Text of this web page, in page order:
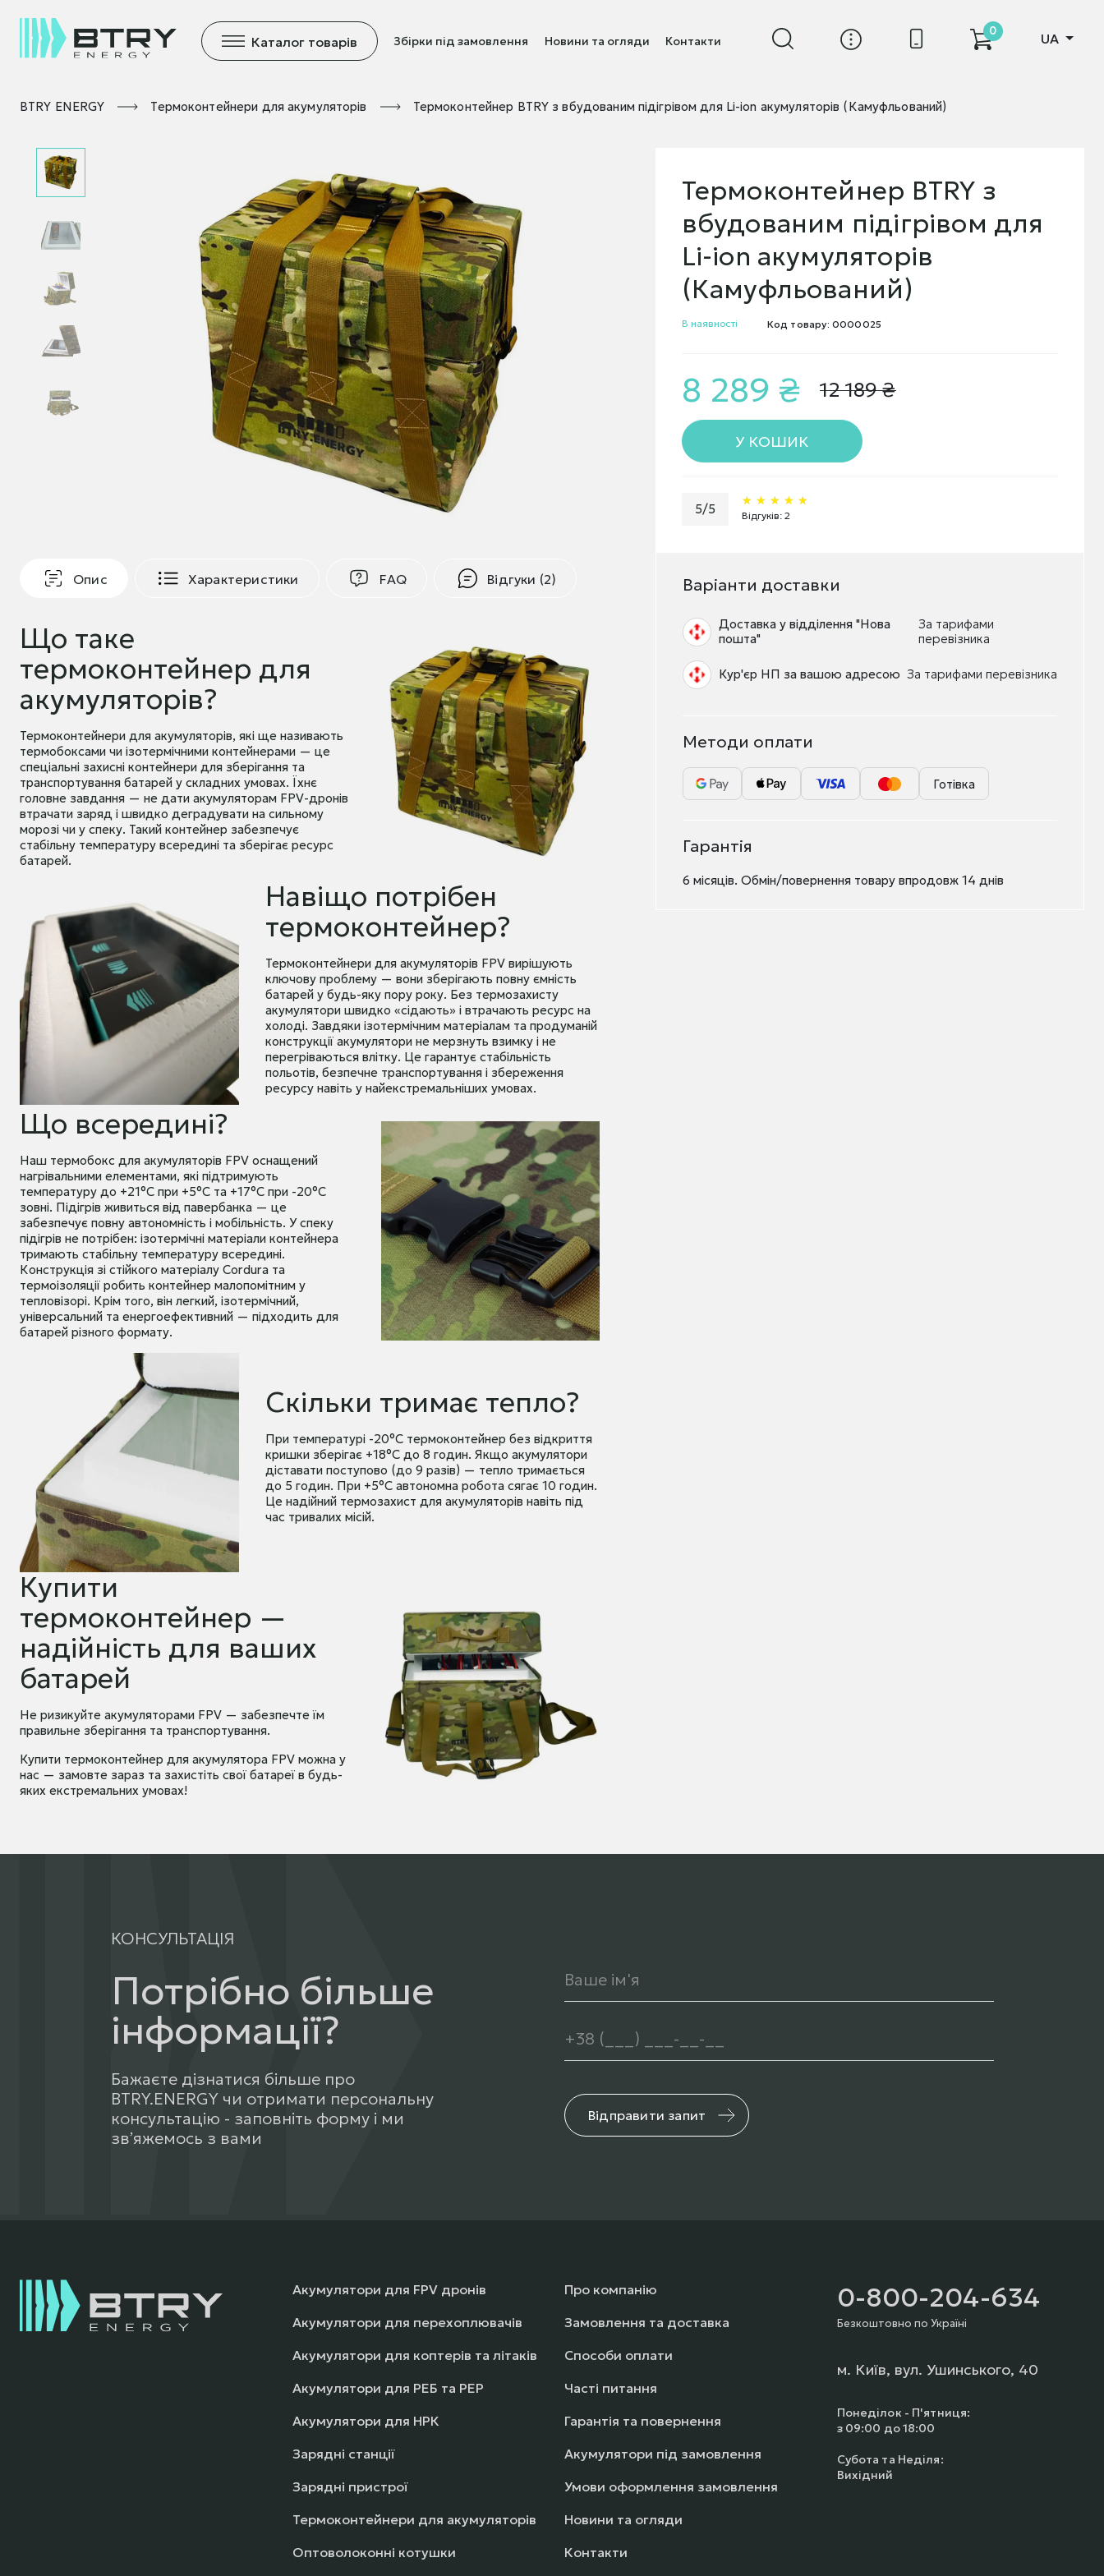
Каталог товарів Збірки під замовлення Новини та огляди Контакти
0 UA
BTRY ENERGY Термоконтейнери для акумуляторів Термоконтейнер BTRY з вбудованим підігрівом для Li-ion акумуляторів (Камуфльований)
Опис Характеристики FAQ Відгуки (2)
Що таке
термоконтейнер для
акумуляторів?
Термоконтейнери для акумуляторів, які ще називають
термобоксами чи ізотермічними контейнерами — це
спеціальні захисні контейнери для зберігання та
транспортування батарей у складних умовах. Їхнє
головне завдання — не дати акумуляторам FPV-дронів
втрачати заряд і швидко деградувати на сильному
морозі чи у спеку. Такий контейнер забезпечує
стабільну температуру всередині та зберігає ресурс
батарей.
Навіщо потрібен
термоконтейнер?
Термоконтейнери для акумуляторів FPV вирішують
ключову проблему — вони зберігають повну ємність
батарей у будь-яку пору року. Без термозахисту
акумулятори швидко «сідають» і втрачають ресурс на
холоді. Завдяки ізотермічним матеріалам та продуманій
конструкції акумулятори не мерзнуть взимку і не
перегріваються влітку. Це гарантує стабільність
польотів, безпечне транспортування і збереження
ресурсу навіть у найекстремальніших умовах.
Що всередині?
Наш термобокс для акумуляторів FPV оснащений
нагрівальними елементами, які підтримують
температуру до +21°C при +5°C та +17°C при -20°C
зовні. Підігрів живиться від павербанка — це
забезпечує повну автономність і мобільність. У спеку
підігрів не потрібен: ізотермічні матеріали контейнера
тримають стабільну температуру всередині.
Конструкція зі стійкого матеріалу Cordura та
термоізоляції робить контейнер малопомітним у
тепловізорі. Крім того, він легкий, ізотермічний,
універсальний та енергоефективний — підходить для
батарей різного формату.
Скільки тримає тепло?
При температурі -20°C термоконтейнер без відкриття
кришки зберігає +18°C до 8 годин. Якщо акумулятори
діставати поступово (до 9 разів) — тепло тримається
до 5 годин. При +5°C автономна робота сягає 10 годин.
Це надійний термозахист для акумуляторів навіть під
час тривалих місій.
Купити
термоконтейнер —
надійність для ваших
батарей
Не ризикуйте акумуляторами FPV — забезпечте їм
правильне зберігання та транспортування.
Купити термоконтейнер для акумулятора FPV можна у
нас — замовте зараз та захистіть свої батареї в будь-
яких екстремальних умовах!
Термоконтейнер BTRY з
вбудованим підігрівом для
Li-ion акумуляторів
(Камуфльований)
В наявності Код товару: 0000025
8 289 ₴ 12 189 ₴
У КОШИК
5/5
★★★★★
★★★★★
★★★★★
Відгуків: 2
Варіанти доставки
Доставка у вiддiлення "Нова
пошта"
За тарифами
перевізника
Кур'єр НП за вашою адресою За тарифами перевізника
Методи оплати
Готівка
Гарантія
6 місяців. Обмін/повернення товару впродовж 14 днів
КОНСУЛЬТАЦІЯ
Потрібно більше
інформації?
Бажаєте дізнатися більше про
BTRY.ENERGY чи отримати персональну
консультацію - заповніть форму і ми
звʼяжемось з вами
Відправити запит
Акумулятори для FPV дронів
Акумулятори для перехоплювачів
Акумулятори для коптерів та літаків
Акумулятори для РЕБ та РЕР
Акумулятори для НРК
Зарядні станції
Зарядні пристрої
Термоконтейнери для акумуляторів
Оптоволоконні котушки
Про компанію
Замовлення та доставка
Способи оплати
Часті питання
Гарантія та повернення
Акумулятори під замовлення
Умови оформлення замовлення
Новини та огляди
Контакти
0-800-204-634
Безкоштовно по Україні
м. Київ, вул. Ушинського, 40
Понеділок - П'ятниця:
з 09:00 до 18:00
Субота та Неділя:
Вихідний